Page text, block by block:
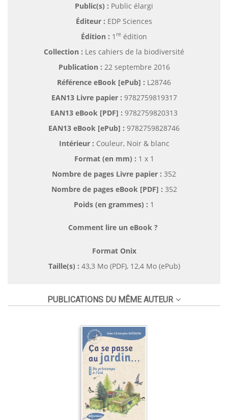
Public(s) : Public élargi
Éditeur : EDP Sciences
Édition : 1 re édition
Collection : Les cahiers de la biodiversité
Publication : 22 septembre 2016
Référence eBook [ePub] : L28746
EAN13 Livre papier : 9782759819317
EAN13 eBook [PDF] : 9782759820313
EAN13 eBook [ePub] : 9782759828746
Intérieur : Couleur, Noir & blanc
Format (en mm) : 1 x 1
Nombre de pages Livre papier : 352
Nombre de pages eBook [PDF] : 352
Poids (en grammes) : 1
Comment lire un eBook ?
Format Onix
Taille(s) : 43,3 Mo (PDF), 12,4 Mo (ePub)
PUBLICATIONS DU MÊME AUTEUR